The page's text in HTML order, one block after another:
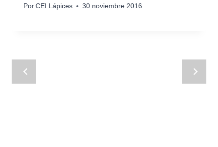
Por CEI Lápices 30 noviembre 2016